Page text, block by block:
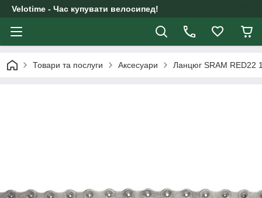
Velotime - Час купувати велосипед!
Товари та послуги Аксесуари Ланцюг SRAM RED22